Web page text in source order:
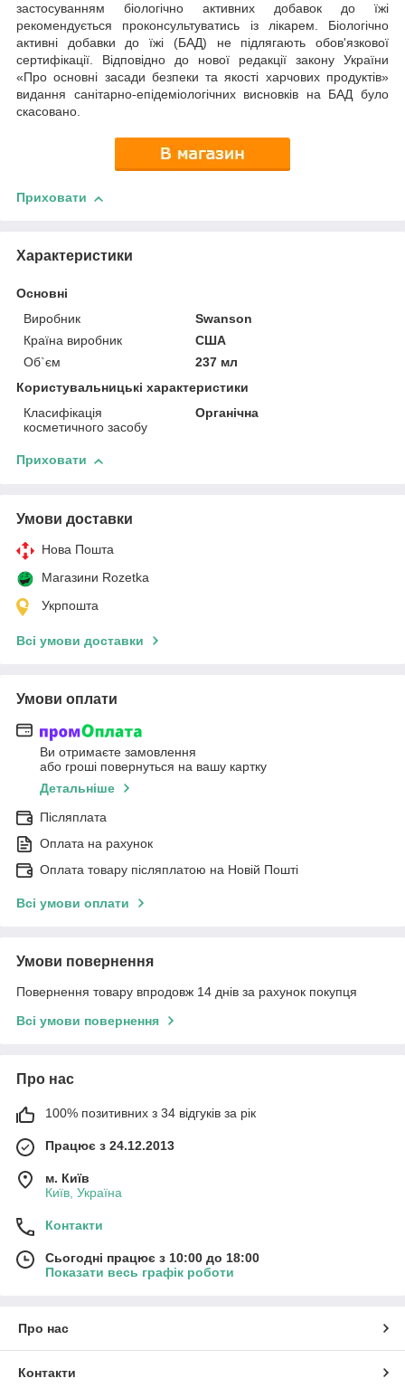
застосуванням біологічно активних добавок до їжі
рекомендується проконсультуватись із лікарем. Біологічно
активні добавки до їжі (БАД) не підлягають обов'язкової
сертифікації. Відповідно до нової редакції закону України
«Про основні засади безпеки та якості харчових продуктів»
видання санітарно-епідеміологічних висновків на БАД було
скасовано.
Приховати
Характеристики
Основні
Виробник
Swanson
Країна виробник
США
Об`єм
237 мл
Користувальницькі характеристики
Класифікація
косметичного засобу
Органічна
Приховати
Умови доставки
Нова Пошта
Магазини Rozetka
Укрпошта
Всі умови доставки
Умови оплати
Ви отримаєте замовлення
або гроші повернуться на вашу картку
Детальніше
Післяплата
Оплата на рахунок
Оплата товару післяплатою на Новій Пошті
Всі умови оплати
Умови повернення
Повернення товару впродовж 14 днів за рахунок покупця
Всі умови повернення
Про нас
100% позитивних з 34 відгуків за рік
Працює з 24.12.2013
м. Київ
Київ, Україна
Контакти
Сьогодні працює з 10:00 до 18:00
Показати весь графік роботи
Про нас
Контакти